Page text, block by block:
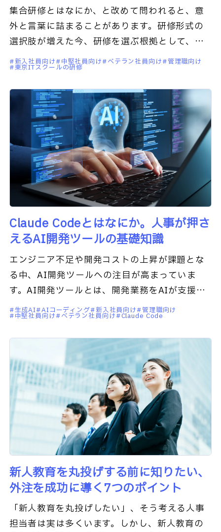
集合研修とはなにか、と改めて問われると、意
外と言葉に詰まることがあります。研修形式の
選択肢が増えた今、研修を選ぶ根拠として、集
合研修とはどんな特性を持つ形式なのかを正し
く理解することが必要です。集合研
新入社員向け 中堅社員向け ベテラン社員向け 管理職向け
東京ITスクールの研修
Claude Codeとはなにか。人事が押さ
えるAI開発ツールの基礎知識
エンジニア不足や開発コストの上昇が課題とな
る中、AI開発ツールへの注目が高まっていま
す。AI開発ツールとは、開発業務をAIが支援・
自動化するツールの総称です。なかでも
「Claude Code」は自律的
生成AI AIコーディング 新入社員向け 管理職向け
中堅社員向け ベテラン社員向け Claude Code
新人教育を丸投げする前に知りたい、
外注を成功に導く7つのポイント
「新人教育を丸投げしたい」、そう考える人事
担当者は実は多くいます。しかし、新人教育の